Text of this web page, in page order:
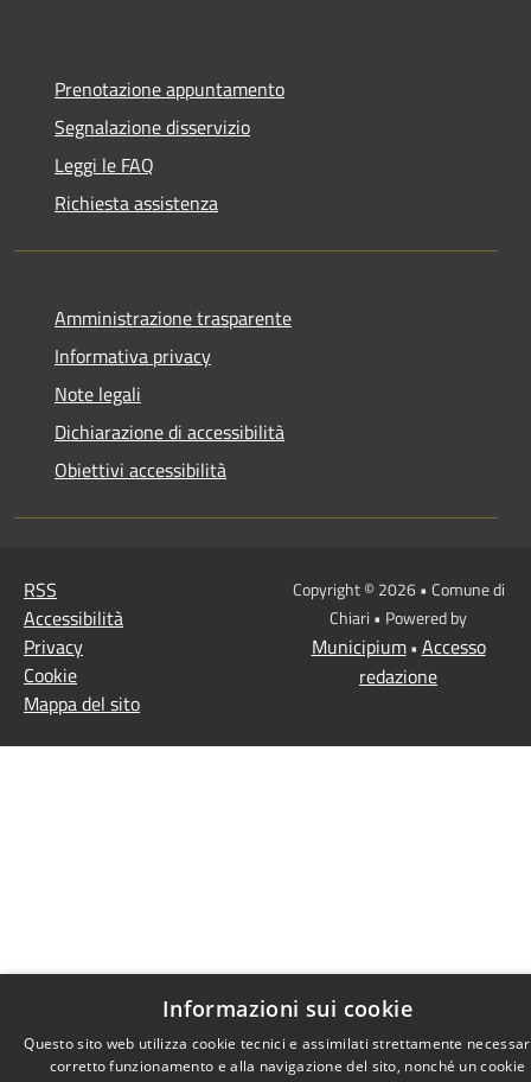
Prenotazione appuntamento
Segnalazione disservizio
Leggi le FAQ
Richiesta assistenza
Amministrazione trasparente
Informativa privacy
Note legali
Dichiarazione di accessibilità
Obiettivi accessibilità
RSS
Accessibilità
Privacy
Cookie
Mappa del sito
Copyright © 2026 • Comune di
Chiari • Powered by
Municipium• Accesso
redazione
Informazioni sui cookie
Questo sito web utilizza cookie tecnici e assimilati strettamente
corretto funzionamento e alla navigazione del sito, nonché un cookie